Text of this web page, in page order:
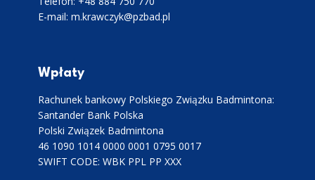
E-mail: m.krawczyk@pzbad.pl
Wpłaty
Rachunek bankowy Polskiego Związku Badmintona:
Santander Bank Polska
Polski Związek Badmintona
46 1090 1014 0000 0001 0795 0017
SWIFT CODE: WBK PPL PP XXX